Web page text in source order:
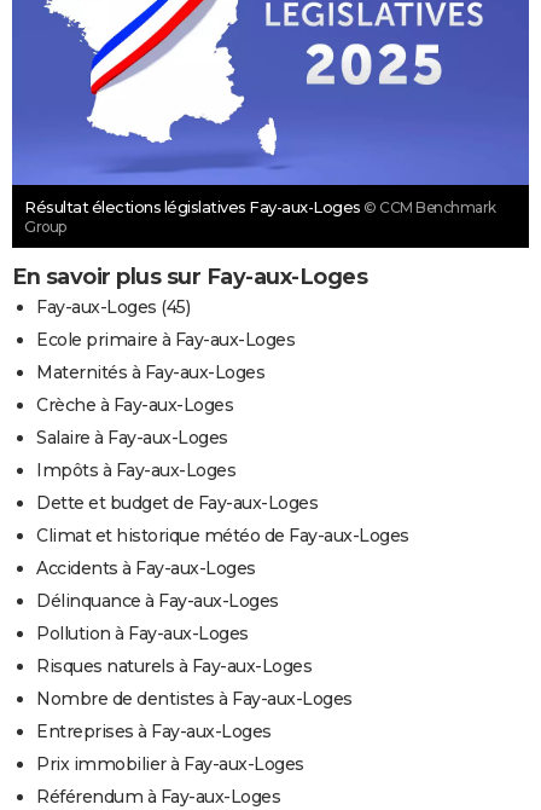
Résultat élections législatives Fay-aux-Loges © CCM Benchmark
Group
En savoir plus sur Fay-aux-Loges
Fay-aux-Loges (45)
Ecole primaire à Fay-aux-Loges
Maternités à Fay-aux-Loges
Crèche à Fay-aux-Loges
Salaire à Fay-aux-Loges
Impôts à Fay-aux-Loges
Dette et budget de Fay-aux-Loges
Climat et historique météo de Fay-aux-Loges
Accidents à Fay-aux-Loges
Délinquance à Fay-aux-Loges
Pollution à Fay-aux-Loges
Risques naturels à Fay-aux-Loges
Nombre de dentistes à Fay-aux-Loges
Entreprises à Fay-aux-Loges
Prix immobilier à Fay-aux-Loges
Référendum à Fay-aux-Loges